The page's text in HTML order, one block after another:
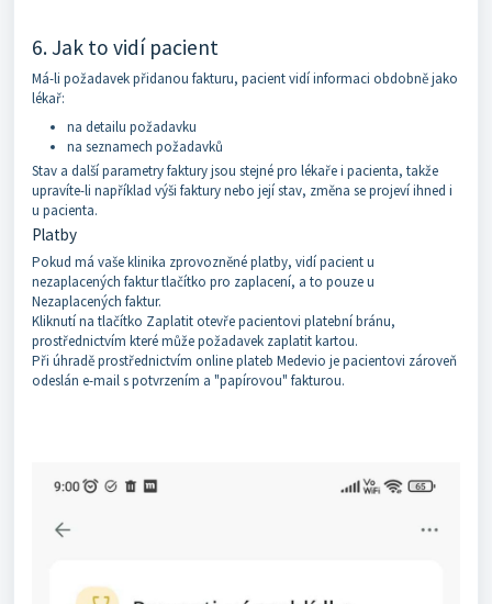
6. Jak to vidí pacient
Má-li požadavek přidanou fakturu, pacient vidí informaci obdobně jako
lékař:
na detailu požadavku
na seznamech požadavků
Stav a další parametry faktury jsou stejné pro lékaře i pacienta, takže
upravíte-li například výši faktury nebo její stav, změna se projeví ihned i
u pacienta.
Platby
Pokud má vaše klinika zprovozněné platby, vidí pacient u
nezaplacených faktur tlačítko pro zaplacení, a to pouze u
Nezaplacených faktur.
Kliknutí na tlačítko Zaplatit otevře pacientovi platební bránu,
prostřednictvím které může požadavek zaplatit kartou.
Při úhradě prostřednictvím online plateb Medevio je pacientovi zároveň
odeslán e-mail s potvrzením a "papírovou" fakturou.